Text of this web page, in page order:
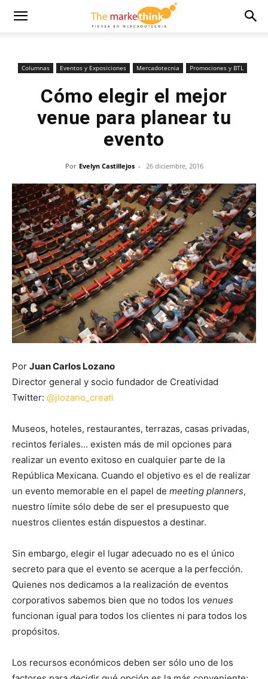
Columnas Eventos y Exposiciones Mercadotecnia Promociones y BTL
Cómo elegir el mejor
venue para planear tu
evento
Por Evelyn Castillejos - 26 diciembre, 2016
Por Juan Carlos Lozano
Director general y socio fundador de Creatividad
Twitter: @jlozano_creati
Museos, hoteles, restaurantes, terrazas, casas privadas,
recintos feriales… existen más de mil opciones para
realizar un evento exitoso en cualquier parte de la
República Mexicana. Cuando el objetivo es el de realizar
un evento memorable en el papel de meeting planners,
nuestro límite sólo debe de ser el presupuesto que
nuestros clientes están dispuestos a destinar.
Sin embargo, elegir el lugar adecuado no es el único
secreto para que el evento se acerque a la perfección.
Quienes nos dedicamos a la realización de eventos
corporativos sabemos bien que no todos los venues
funcionan igual para todos los clientes ni para todos los
propósitos.
Los recursos económicos deben ser sólo uno de los